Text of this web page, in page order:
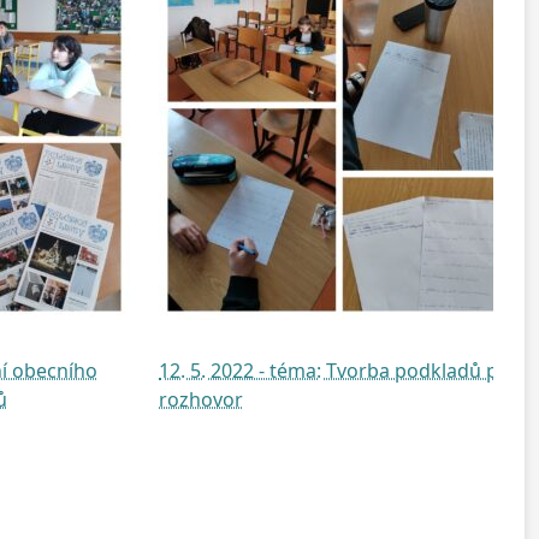
obecního
12. 5. 2022 - téma: Tvorba podkladů pro
rozhovor